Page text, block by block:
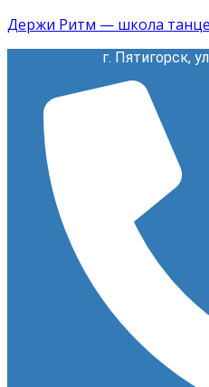
Держи Ритм — школа
г. Пятигорск,